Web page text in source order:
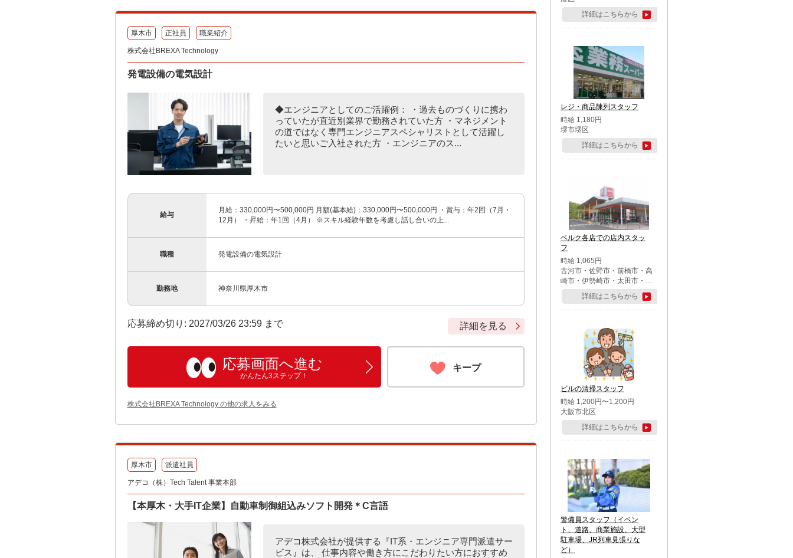
厚木市 正社員 職業紹介
株式会社BREXA Technology
発電設備の電気設計
◆エンジニアとしてのご活躍例： ・過去ものづくりに携わ
っていたが直近別業界で勤務されていた方 ・マネジメント
の道ではなく専門エンジニアスペシャリストとして活躍し
たいと思いご入社された方 ・エンジニアのス...
給与
月給：330,000円〜500,000円 月額(基本給)：330,000円〜500,000円 ・賞与：年2回（7月・
12月） ・昇給：年1回（4月） ※スキル経験年数を考慮し話し合いの上...
職種 発電設備の電気設計
勤務地 神奈川県厚木市
応募締め切り: 2027/03/26 23:59 まで 詳細を見る
応募画面へ進む
かんたん3ステップ！
キープ
株式会社BREXA Technology の他の求人をみる
厚木市 派遣社員
アデコ（株）Tech Talent 事業本部
【本厚木・大手IT企業】自動車制御組込みソフト開発＊C言語
アデコ株式会社が提供する『IT系・エンジニア専門派遣サー
ビス』は、 仕事内容や働き方にこだわりたい方におすすめ
詳細はこちらから
レジ・商品陳列スタッフ
時給 1,180円
堺市堺区
詳細はこちらから
ベルク各店での店内スタッ
フ
時給 1,065円
古河市・佐野市・前橋市・高
崎市・伊勢崎市・太田市・館
林市・藤岡市・大泉町・さい
たま市北区・川越市・熊谷
市・行田市・秩父市・所沢
市・鶴ケ島市・千葉市中央
区・市川市・松戸市・習志野
市・柏市・流山市・八千代
市・足立区・江戸川区・八王
子市・町田市
詳細はこちらから
ビルの清掃スタッフ
時給 1,200円〜1,200円
大阪市北区
詳細はこちらから
警備員スタッフ（イベン
ト、道路、商業施設、大型
駐車場、JR列車見張りな
ど）